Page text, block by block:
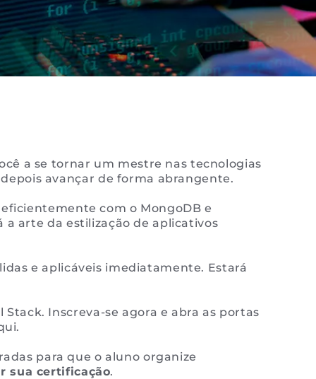
a se tornar um mestre nas tecnologias
avançar de forma abrangente.
com o MongoDB e
a arte da estilização de aplicativos
e aplicáveis imediatamente. Estará
Inscreva-se agora e abra as portas
para que o aluno organize
sua certificação.